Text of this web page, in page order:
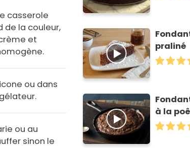
casserole
de la couleur,
et
ou dans
ou au
sinon le
praliné
à la